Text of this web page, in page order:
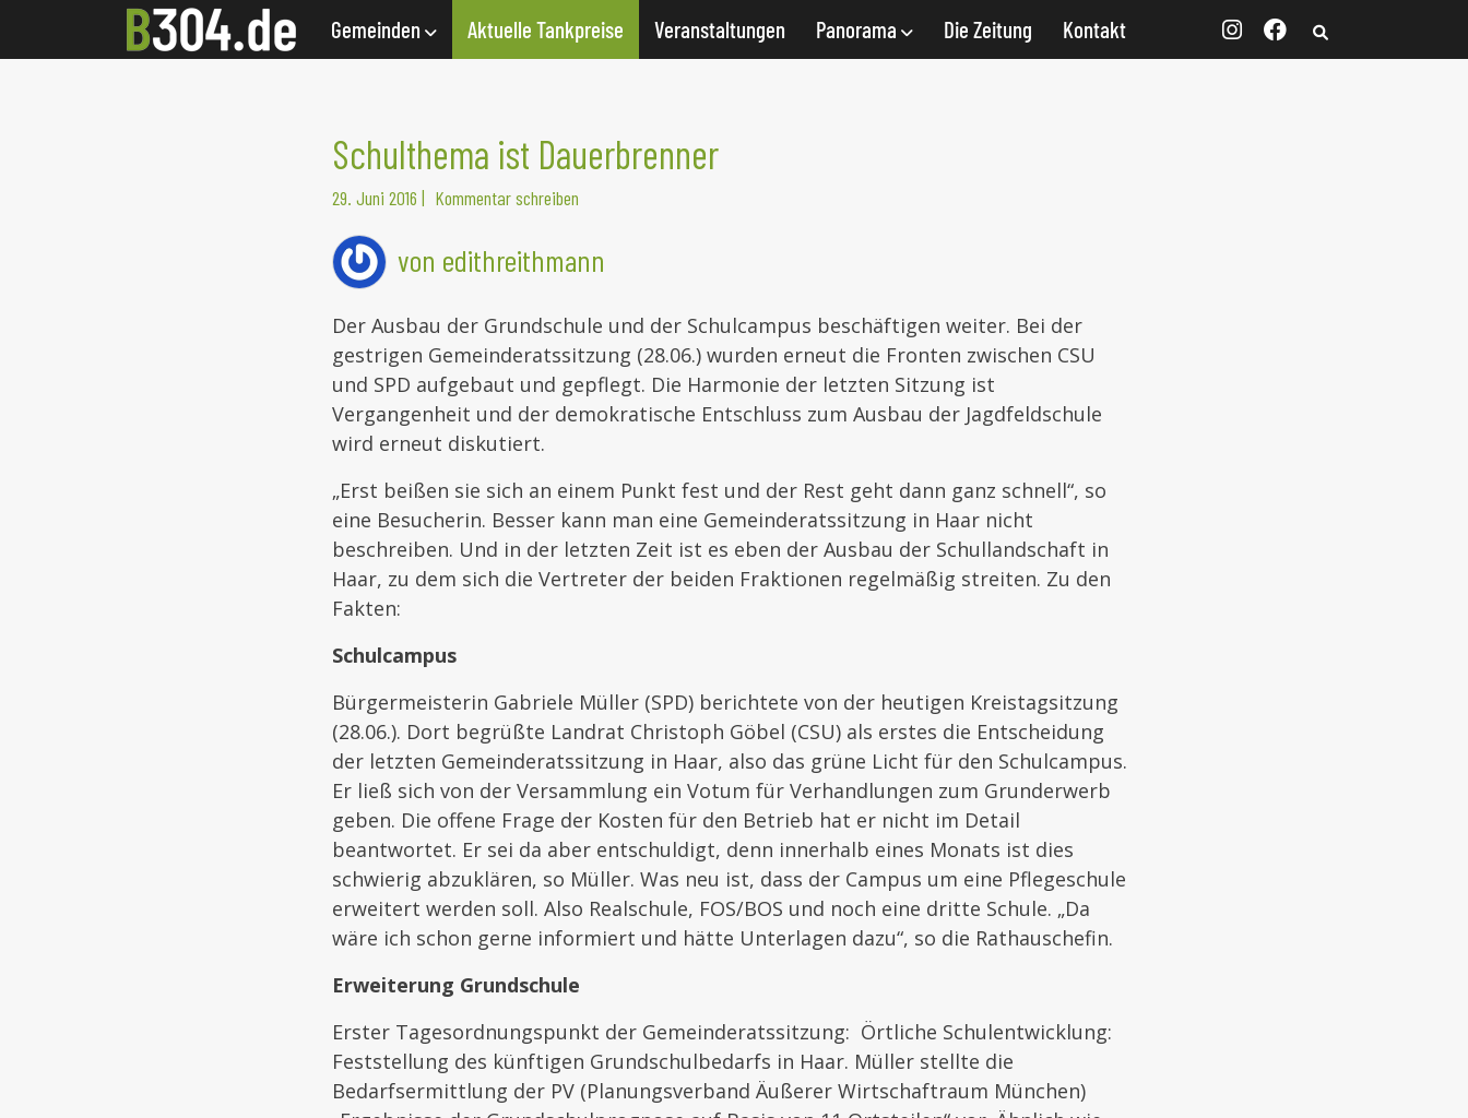
Gemeinden Aktuelle Tankpreise Veranstaltungen Panorama Die Zeitung Kontakt
Schulthema ist Dauerbrenner
29. Juni 2016 | Kommentar schreiben
von edithreithmann
Der Ausbau der Grundschule und der Schulcampus beschäftigen weiter. Bei der
gestrigen Gemeinderatssitzung (28.06.) wurden erneut die Fronten zwischen CSU
und SPD aufgebaut und gepflegt. Die Harmonie der letzten Sitzung ist
Vergangenheit und der demokratische Entschluss zum Ausbau der Jagdfeldschule
wird erneut diskutiert.
„Erst beißen sie sich an einem Punkt fest und der Rest geht dann ganz schnell“, so
eine Besucherin. Besser kann man eine Gemeinderatssitzung in Haar nicht
beschreiben. Und in der letzten Zeit ist es eben der Ausbau der Schullandschaft in
Haar, zu dem sich die Vertreter der beiden Fraktionen regelmäßig streiten. Zu den
Fakten:
Schulcampus
Bürgermeisterin Gabriele Müller (SPD) berichtete von der heutigen Kreistagsitzung
(28.06.). Dort begrüßte Landrat Christoph Göbel (CSU) als erstes die Entscheidung
der letzten Gemeinderatssitzung in Haar, also das grüne Licht für den Schulcampus.
Er ließ sich von der Versammlung ein Votum für Verhandlungen zum Grunderwerb
geben. Die offene Frage der Kosten für den Betrieb hat er nicht im Detail
beantwortet. Er sei da aber entschuldigt, denn innerhalb eines Monats ist dies
schwierig abzuklären, so Müller. Was neu ist, dass der Campus um eine Pflegeschule
erweitert werden soll. Also Realschule, FOS/BOS und noch eine dritte Schule. „Da
wäre ich schon gerne informiert und hätte Unterlagen dazu“, so die Rathauschefin.
Erweiterung Grundschule
Erster Tagesordnungspunkt der Gemeinderatssitzung: Örtliche Schulentwicklung:
Feststellung des künftigen Grundschulbedarfs in Haar. Müller stellte die
Bedarfsermittlung der PV (Planungsverband Äußerer Wirtschaftraum München)